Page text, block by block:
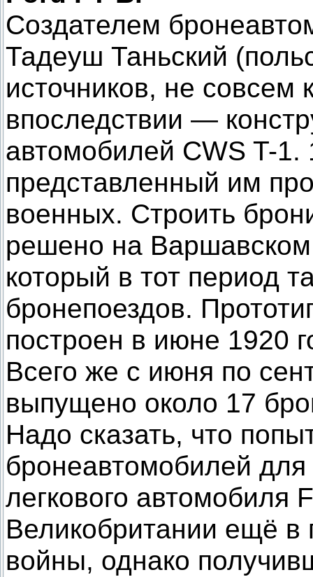
Создателем
Тадеуш Таньский
источников, не совсем
впоследствии —
автомобилей CWS T-1.
представленный им
военных. Строить
решено на Варшавском
который в тот период
бронепоездов.
построен в июне 1920
Всего же с июня по
выпущено около 17
Надо сказать, что
бронеавтомобилей для
легкового автомобиля
Великобритании ещё
войны, однако